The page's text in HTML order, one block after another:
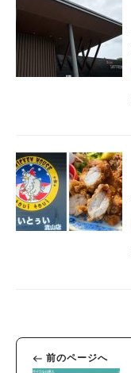
前のページへ